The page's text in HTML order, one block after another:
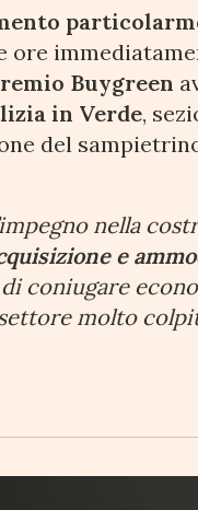
ore
Buygreen
in Verde,
del
nella
e
coniugare
molto